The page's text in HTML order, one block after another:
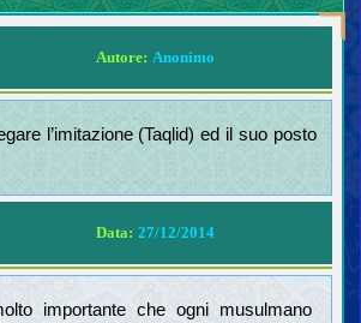
Autore: Anonimo
l’imitazione (Taqlid) ed il suo posto
Data: 27/12/2014
importante che ogni musulmano